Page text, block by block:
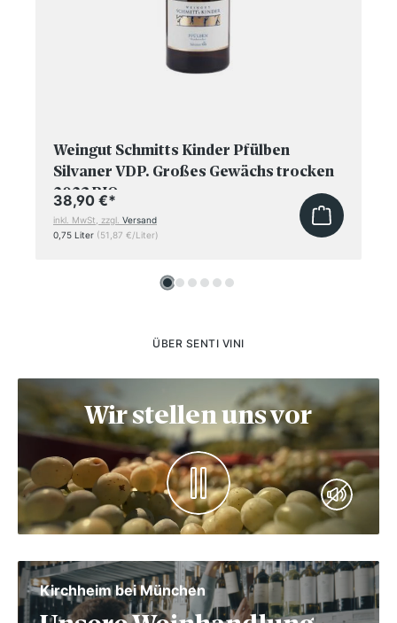
Weingut Schmitts Kinder Pfülben
Silvaner VDP. Großes Gewächs trocken
2023 BIO
38,90 €*
inkl. MwSt, zzgl. Versand
0,75 Liter (51,87 €/Liter)
ÜBER SENTI VINI
Wir stellen uns vor
Kirchheim bei München